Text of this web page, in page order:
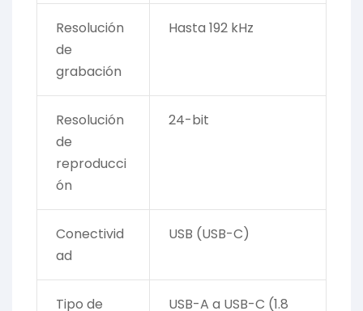
Resolución
de
grabación
Hasta 192 kHz
Resolución
de
reproducci
ón
24-bit
Conectivid
ad
USB (USB-C)
Tipo de USB-A a USB-C (1.8